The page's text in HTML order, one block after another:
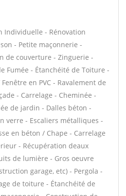
Individuelle - Rénovation
- Petite maçonnerie -
de couverture - Zinguerie -
Fumée - Étanchéité de Toiture -
en PVC - Ravalement de
- Carrelage - Cheminée -
de jardin - Dalles béton -
verre - Escaliers métalliques -
en béton / Chape - Carrelage
- Récupération deaux
de lumière - Gros oeuvre
garage, etc) - Pergola -
de toiture - Étanchéité de